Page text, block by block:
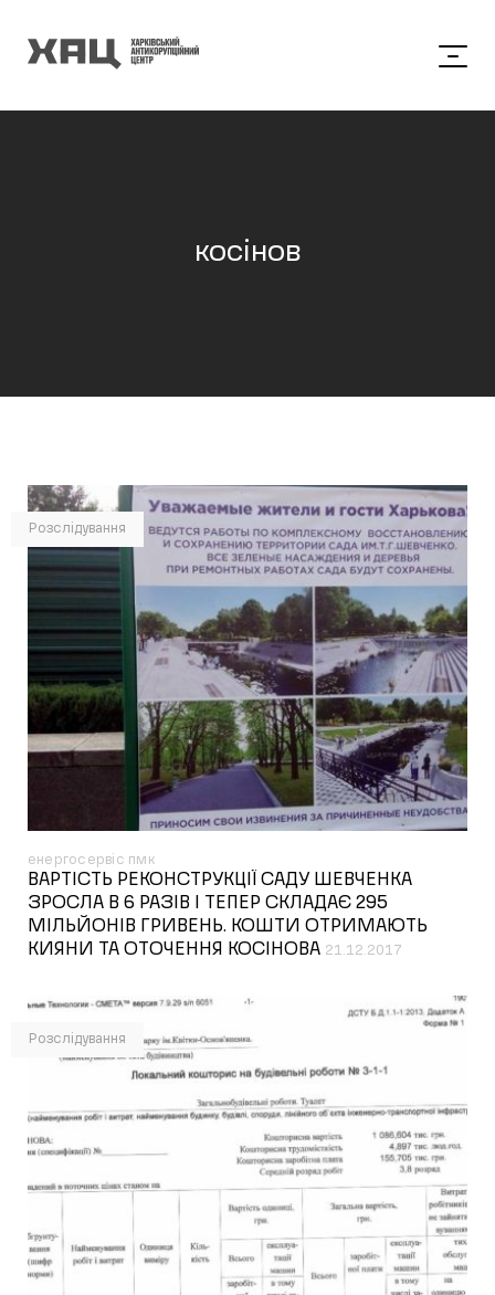
косінов
Розслідування
енергосервіс пмк
ВАРТІСТЬ РЕКОНСТРУКЦІЇ САДУ ШЕВЧЕНКА
ЗРОСЛА В 6 РАЗІВ І ТЕПЕР СКЛАДАЄ 295
МІЛЬЙОНІВ ГРИВЕНЬ. КОШТИ ОТРИМАЮТЬ
КИЯНИ ТА ОТОЧЕННЯ КОСІНОВА 21.12.2017
Розслідування